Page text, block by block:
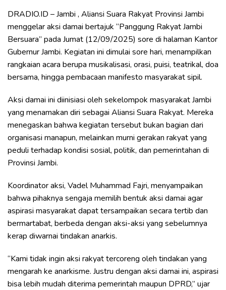
DRADIO.ID – Jambi , Aliansi Suara Rakyat Provinsi Jambi
menggelar aksi damai bertajuk “Panggung Rakyat Jambi
Bersuara” pada Jumat (12/09/2025) sore di halaman Kantor
Gubernur Jambi. Kegiatan ini dimulai sore hari, menampilkan
rangkaian acara berupa musikalisasi, orasi, puisi, teatrikal, doa
bersama, hingga pembacaan manifesto masyarakat sipil.
Aksi damai ini diinisiasi oleh sekelompok masyarakat Jambi
yang menamakan diri sebagai Aliansi Suara Rakyat. Mereka
menegaskan bahwa kegiatan tersebut bukan bagian dari
organisasi manapun, melainkan murni gerakan rakyat yang
peduli terhadap kondisi sosial, politik, dan pemerintahan di
Provinsi Jambi.
Koordinator aksi, Vadel Muhammad Fajri, menyampaikan
bahwa pihaknya sengaja memilih bentuk aksi damai agar
aspirasi masyarakat dapat tersampaikan secara tertib dan
bermartabat, berbeda dengan aksi-aksi yang sebelumnya
kerap diwarnai tindakan anarkis.
“Kami tidak ingin aksi rakyat tercoreng oleh tindakan yang
mengarah ke anarkisme. Justru dengan aksi damai ini, aspirasi
bisa lebih mudah diterima pemerintah maupun DPRD,” ujar